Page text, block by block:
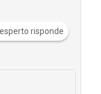
risponde